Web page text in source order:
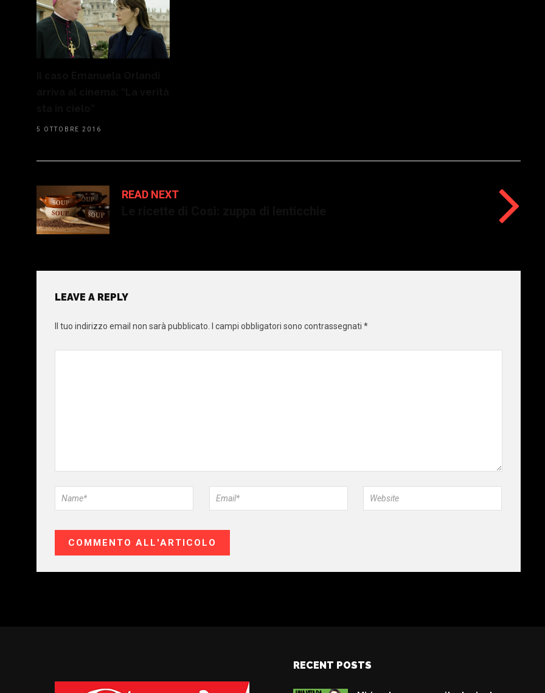
5 OTTOBRE 2016
READ NEXT
LEAVE A REPLY
Il tuo indirizzo email non sarà pubblicato. I campi obbligatori sono contrassegnati *
RECENT POSTS